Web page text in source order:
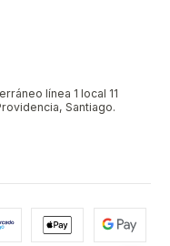
línea 1 local 11
Santiago.